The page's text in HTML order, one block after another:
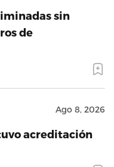
sin
de
Ago 8, 2026
acreditación